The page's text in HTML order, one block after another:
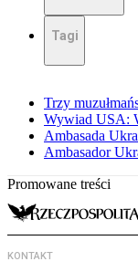
Tagi
Trzy
Wywiad USA:
Ambasada
Ambasador
Promowane treści
KONTAKT